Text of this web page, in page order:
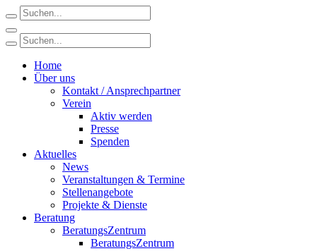
Home
Über uns
Kontakt / Ansprechpartner
Verein
Aktiv werden
Presse
Spenden
Aktuelles
News
Veranstaltungen & Termine
Stellenangebote
Projekte & Dienste
Beratung
BeratungsZentrum
BeratungsZentrum